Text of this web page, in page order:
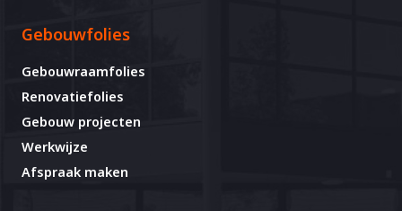
Gebouwfolies
Gebouwraamfolies
Renovatiefolies
Gebouw projecten
Werkwijze
Afspraak maken